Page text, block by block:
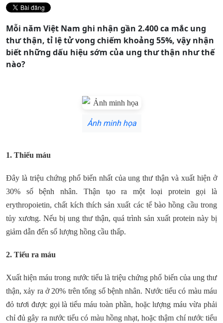
Mỗi năm Việt Nam ghi nhận gần 2.400 ca mắc ung
thư thận, tỉ lệ tử vong chiếm khoảng 55%, vậy nhận
biết những dấu hiệu sớm của ung thư thận như thế
nào?
Ảnh minh họa
1. Thiếu máu
Đây là triệu chứng phổ biến nhất của ung thư thận và xuất hiện ở
30% số bệnh nhân. Thận tạo ra một loại protein gọi là
erythropoietin, chất kích thích sản xuất các tế bào hồng cầu trong
tủy xương. Nếu bị ung thư thận, quá trình sản xuất protein này bị
giảm dẫn đến số lượng hồng cầu thấp.
2. Tiểu ra máu
Xuất hiện máu trong nước tiểu là triệu chứng phổ biến của ung thư
thận, xảy ra ở 20% trên tổng số bệnh nhân. Nước tiểu có màu máu
đỏ tươi được gọi là tiểu máu toàn phần, hoặc lượng máu vừa phải
chỉ đủ gây ra nước tiểu có màu hồng nhạt, hoặc thậm chí nước tiểu